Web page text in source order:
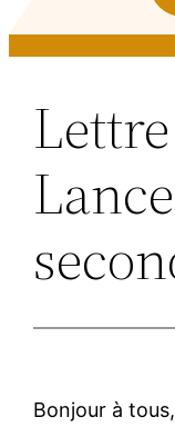
Bonjour à tous,